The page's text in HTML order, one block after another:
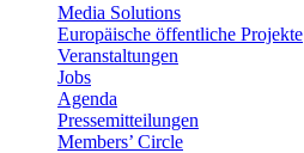
Media Solutions
Europäische öffentliche Projekte
Veranstaltungen
Jobs
Agenda
Pressemitteilungen
Members’ Circle